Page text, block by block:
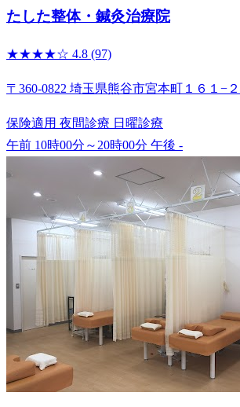
たした整体・鍼灸治療院
★★★★☆ 4.8 (97)
〒360-0822 埼玉県熊谷市宮本町１６１−
保険適用 夜間診療 日曜診療
午前 10時00分～20時00分 午後 -